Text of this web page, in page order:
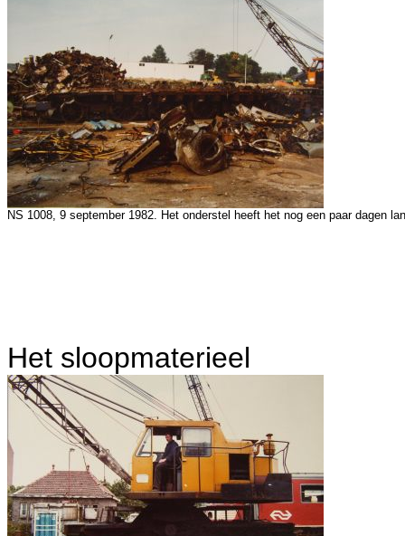
NS 1008, 9 september 1982. Het onderstel heeft het nog een paar dagen
Het sloopmaterieel